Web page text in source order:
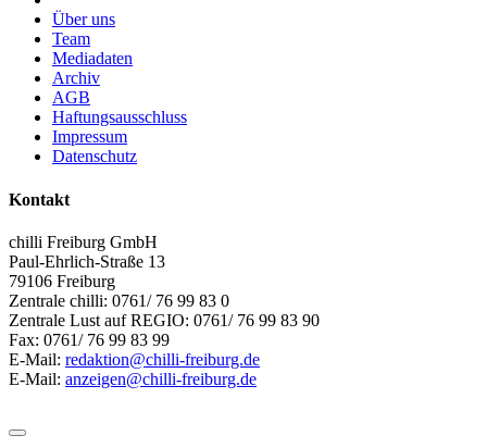
Über uns
Team
Mediadaten
Archiv
AGB
Haftungsausschluss
Impressum
Datenschutz
Kontakt
chilli Freiburg GmbH
Paul-Ehrlich-Straße 13
79106 Freiburg
Zentrale chilli: 0761/ 76 99 83 0
Zentrale Lust auf REGIO: 0761/ 76 99 83 90
Fax: 0761/ 76 99 83 99
E-Mail: redaktion@chilli-freiburg.de
E-Mail: anzeigen@chilli-freiburg.de